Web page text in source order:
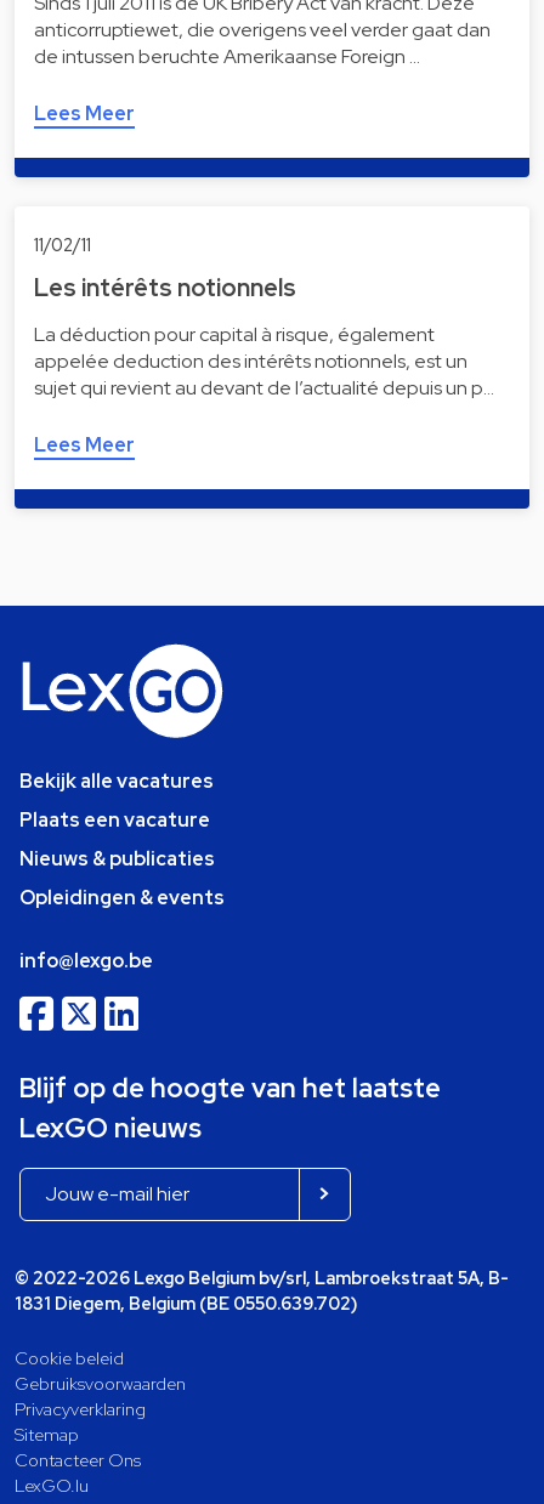
anticorruptiewet, die overigens veel verder gaat dan
de intussen beruchte Amerikaanse Foreign …
Lees Meer
11/02/11
Les intérêts notionnels
La déduction pour capital à risque, également
appelée deduction des intérêts notionnels, est un
sujet qui revient au devant de l’actualité depuis un p…
Lees Meer
Bekijk alle vacatures
Plaats een vacature
Nieuws & publicaties
Opleidingen & events
info@lexgo.be
Blijf op de hoogte van het laatste
LexGO nieuws
© 2022-2026 Lexgo Belgium bv/srl, Lambroekstraat 5A, B-
1831 Diegem, Belgium (BE 0550.639.702)
Cookie beleid
Gebruiksvoorwaarden
Privacyverklaring
Sitemap
Contacteer Ons
LexGO.lu